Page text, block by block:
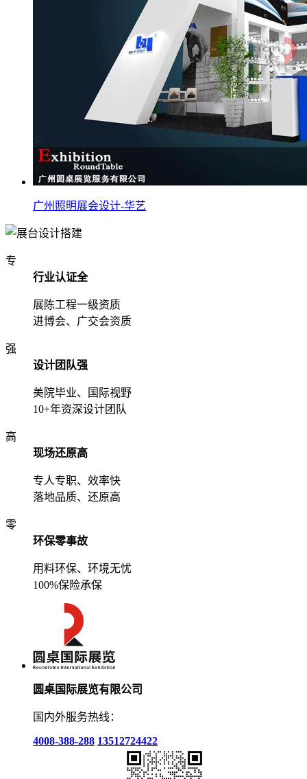
广州照明展会设计-华艺
专
行业认证全
展陈工程一级资质
进博会、广交会资质
强
设计团队强
美院毕业、国际视野
10+年资深设计团队
高
现场还原高
专人专职、效率快
落地品质、还原高
零
环保零事故
用料环保、环境无忧
100%保险承保
圆桌国际展览有限公司
国内外服务热线：
4008-388-288 13512724422